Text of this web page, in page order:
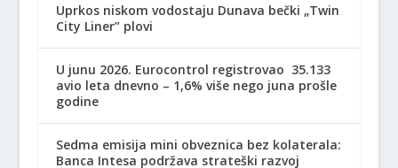
Uprkos niskom vodostaju Dunava bečki „Twin
City Liner” plovi
U junu 2026. Eurocontrol registrovao 35.133
avio leta dnevno – 1,6% više nego juna prošle
godine
Sedma emisija mini obveznica bez kolaterala:
Banca Intesa podržava strateški razvoj